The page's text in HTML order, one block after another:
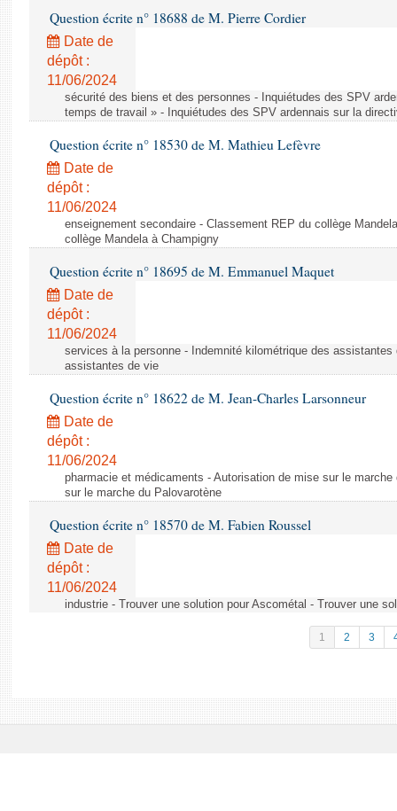
Question écrite n° 18688 de M. Pierre Cordier
Date de
dépôt :
11/06/2024
sécurité des biens et des personnes - Inquiétudes des SPV
temps de travail » - Inquiétudes des SPV ardennais sur la
Question écrite n° 18530 de M. Mathieu Lefèvre
Date de
dépôt :
11/06/2024
enseignement secondaire - Classement REP du collège
collège Mandela à Champigny
Question écrite n° 18695 de M. Emmanuel Maquet
Date de
dépôt :
11/06/2024
services à la personne - Indemnité kilométrique des
assistantes de vie
Question écrite n° 18622 de M. Jean-Charles Larsonneur
Date de
dépôt :
11/06/2024
pharmacie et médicaments - Autorisation de mise sur le
sur le marche du Palovarotène
Question écrite n° 18570 de M. Fabien Roussel
Date de
dépôt :
11/06/2024
industrie - Trouver une solution pour Ascométal - Trouver une
1 2 3